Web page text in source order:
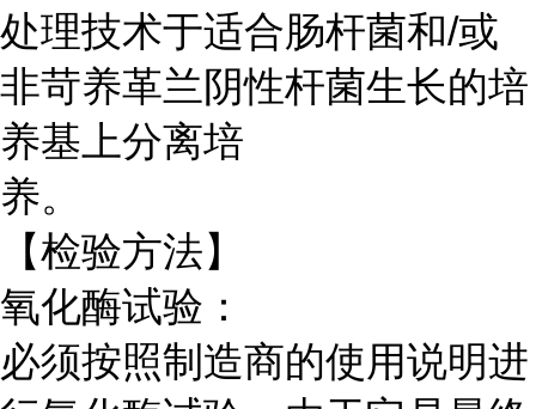
处理技术于适合肠杆菌和/或
非苛养革兰阴性杆菌生长的培
养基上分离培
养。
【检验方法】
氧化酶试验：
必须按照制造商的使用说明进